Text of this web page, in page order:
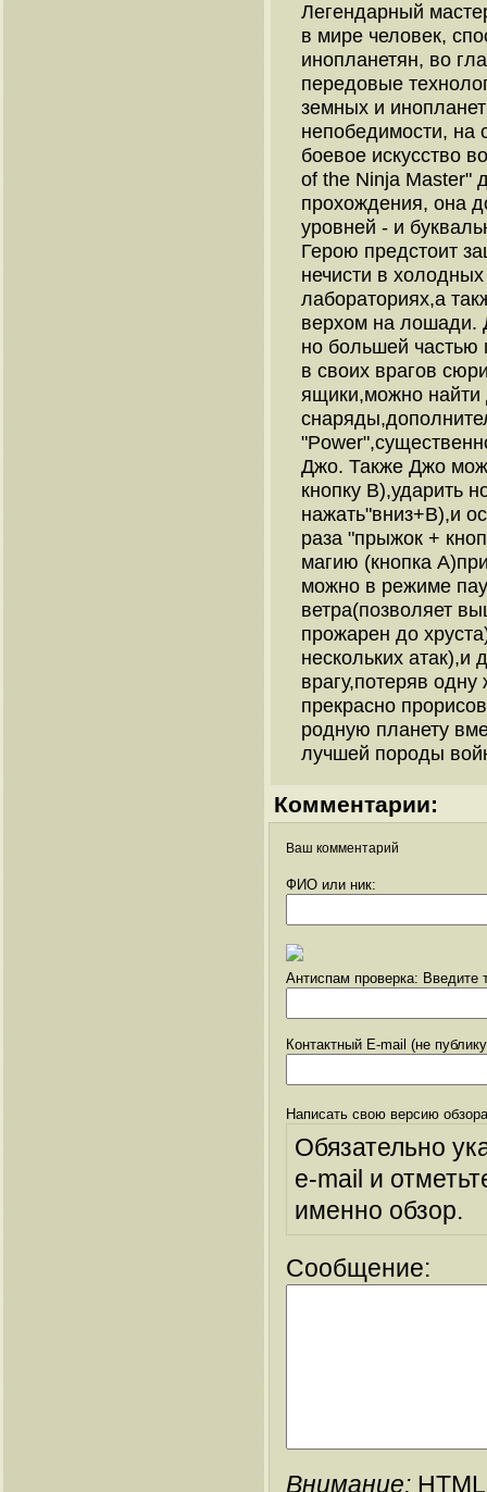
Легендарный
в мире человек,
инопланетян, во
передовые
земных и
непобедимости, на
боевое искусство
of the Ninja Master"
прохождения, она
уровней - и
Герою предстоит
нечисти в
лабораториях,а
верхом на лошади.
но большей частью
в своих врагов
ящики,можно найти
Джо. Также Джо
кнопку В),ударить
нажать"вниз+В),и
раза "прыжок +
магию (кнопка
можно в режиме
ветра(позволяет
прожарен до
нескольких атак),и
врагу,потеряв
прекрасно
родную планету
лучшей породы
Комментарии:
Ваш комментарий
ФИО или ник:
Антиспам проверка: Введите
Контактный E-mail (не
Написать свою версию
Обязательно
e-mail и
именно обзор.
Сообщение:
Внимание: